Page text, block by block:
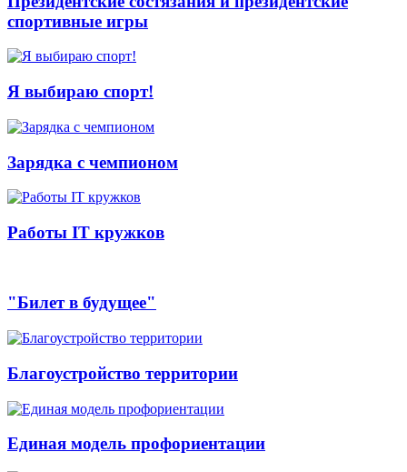
спортивные игры
Я выбираю спорт!
Зарядка с чемпионом
Работы IT кружков
"Билет в будущее"
Благоустройство территории
Единая модель профориентации